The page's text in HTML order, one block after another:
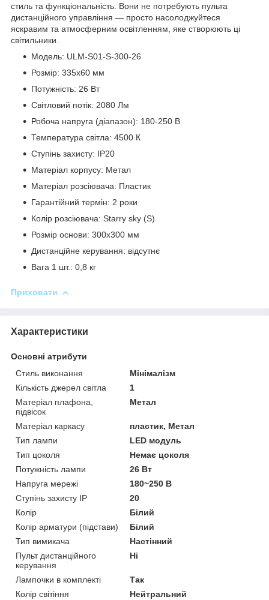
стиль та функціональність. Вони не потребують пульта
дистанційного управління — просто насолоджуйтеся
яскравим та атмосферним освітленням, яке створюють ці
світильники.
Модель: ULM-S01-S-300-26
Розмір: 335х60 мм
Потужність: 26 Вт
Світловий потік: 2080 Лм
Робоча напруга (діапазон): 180-250 В
Температура світла: 4500 К
Ступінь захисту: IP20
Матеріал корпусу: Метал
Матеріал розсіювача: Пластик
Гарантійний термін: 2 роки
Колір розсіювача: Starry sky (S)
Розмір основи: 300х300 мм
Дистанційне керування: відсутнє
Вага 1 шт.: 0,8 кг
Приховати
Характеристики
Основні атрибути
Стиль виконання
Мінімалізм
Кількість джерел світла
1
Матеріал плафона,
підвісок
Метал
Матеріал каркасу
пластик, Метал
Тип лампи
LED модуль
Тип цоколя
Немає цоколя
Потужність лампи
26 Вт
Напруга мережі
180~250 В
Ступінь захисту IP
20
Колір
Білий
Колір арматури (підстави)
Білий
Тип вимикача
Настінний
Пульт дистанційного
керування
Ні
Лампочки в комплекті
Так
Колір світіння
Нейтральний